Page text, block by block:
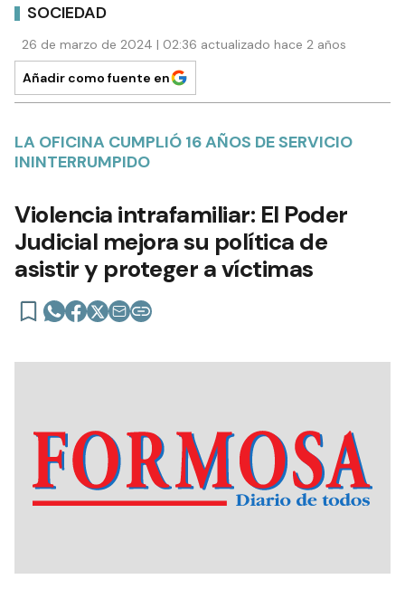
SOCIEDAD
26 de marzo de 2024 | 02:36 actualizado hace 2 años
Añadir como fuente en
LA OFICINA CUMPLIÓ 16 AÑOS DE SERVICIO
ININTERRUMPIDO
Violencia intrafamiliar: El Poder
Judicial mejora su política de
asistir y proteger a víctimas